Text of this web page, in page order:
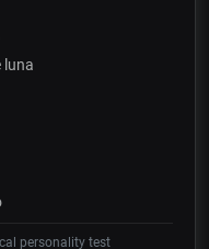
luna
personality test